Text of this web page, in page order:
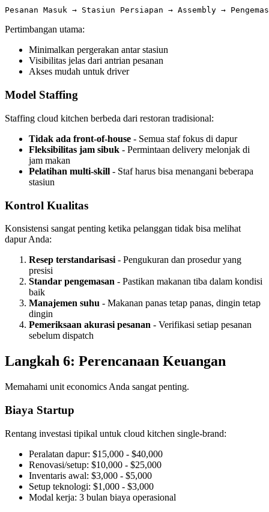
Pesanan Masuk → Stasiun Persiapan → Assembly →
Pertimbangan utama:
Minimalkan pergerakan antar stasiun
Visibilitas jelas dari antrian pesanan
Akses mudah untuk driver
Model Staffing
Staffing cloud kitchen berbeda dari restoran tradisional:
Tidak ada front-of-house - Semua staf fokus di dapur
Fleksibilitas jam sibuk - Permintaan delivery melonjak di
jam makan
Pelatihan multi-skill - Staf harus bisa menangani beberapa
stasiun
Kontrol Kualitas
Konsistensi sangat penting ketika pelanggan tidak bisa melihat
dapur Anda:
Resep terstandarisasi - Pengukuran dan prosedur yang
presisi
Standar pengemasan - Pastikan makanan tiba dalam kondisi
baik
Manajemen suhu - Makanan panas tetap panas, dingin tetap
dingin
Pemeriksaan akurasi pesanan - Verifikasi setiap pesanan
sebelum dispatch
Langkah 6: Perencanaan Keuangan
Memahami unit economics Anda sangat penting.
Biaya Startup
Rentang investasi tipikal untuk cloud kitchen single-brand:
Peralatan dapur: $15,000 - $40,000
Renovasi/setup: $10,000 - $25,000
Inventaris awal: $3,000 - $5,000
Setup teknologi: $1,000 - $3,000
Modal kerja: 3 bulan biaya operasional